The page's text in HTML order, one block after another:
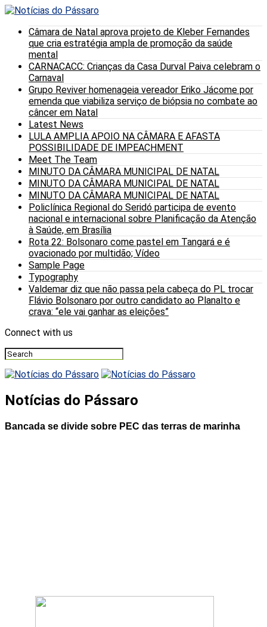
Câmara de Natal aprova projeto de Kleber Fernandes
que cria estratégia ampla de promoção da saúde
mental
CARNACACC: Crianças da Casa Durval Paiva celebram o
Carnaval
Grupo Reviver homenageia vereador Eriko Jácome por
emenda que viabiliza serviço de biópsia no combate ao
câncer em Natal
Latest News
LULA AMPLIA APOIO NA CÂMARA E AFASTA
POSSIBILIDADE DE IMPEACHMENT
Meet The Team
MINUTO DA CÂMARA MUNICIPAL DE NATAL
MINUTO DA CÂMARA MUNICIPAL DE NATAL
MINUTO DA CÂMARA MUNICIPAL DE NATAL
Policlínica Regional do Seridó participa de evento
nacional e internacional sobre Planificação da Atenção
à Saúde, em Brasília
Rota 22: Bolsonaro come pastel em Tangará e é
ovacionado por multidão; Vídeo
Sample Page
Typography
Valdemar diz que não passa pela cabeça do PL trocar
Flávio Bolsonaro por outro candidato ao Planalto e
crava: “ele vai ganhar as eleições”
Connect with us
Notícias do Pássaro
Bancada se divide sobre PEC das terras de marinha